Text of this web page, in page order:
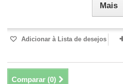
Mais
Adicionar à Lista de desejos
Comparar (0)